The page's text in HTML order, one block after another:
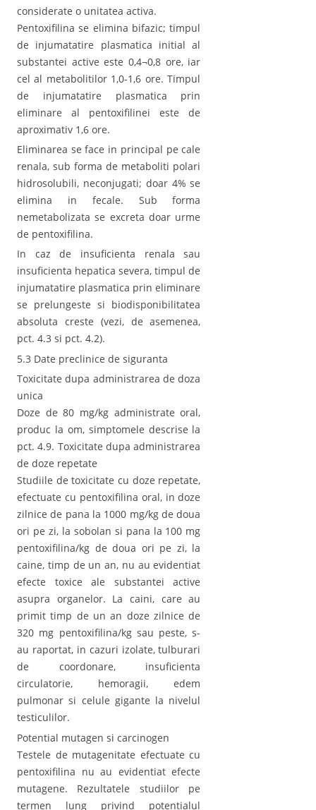
considerate o unitatea activa.
Pentoxifilina se elimina bifazic; timpul
de injumatatire plasmatica initial al
substantei active este 0,4¬0,8 ore, iar
cel al metabolitilor 1,0-1,6 ore. Timpul
de injumatatire plasmatica prin
eliminare al pentoxifilinei este de
aproximativ 1,6 ore.
Eliminarea se face in principal pe cale
renala, sub forma de metaboliti polari
hidrosolubili, neconjugati; doar 4% se
elimina in fecale. Sub forma
nemetabolizata se excreta doar urme
de pentoxifilina.
In caz de insuficienta renala sau
insuficienta hepatica severa, timpul de
injumatatire plasmatica prin eliminare
se prelungeste si biodisponibilitatea
absoluta creste (vezi, de asemenea,
pct. 4.3 si pct. 4.2).
5.3 Date preclinice de siguranta
Toxicitate dupa administrarea de doza
unica
Doze de 80 mg/kg administrate oral,
produc la om, simptomele descrise la
pct. 4.9. Toxicitate dupa administrarea
de doze repetate
Studiile de toxicitate cu doze repetate,
efectuate cu pentoxifilina oral, in doze
zilnice de pana la 1000 mg/kg de doua
ori pe zi, la sobolan si pana la 100 mg
pentoxifilina/kg de doua ori pe zi, la
caine, timp de un an, nu au evidentiat
efecte toxice ale substantei active
asupra organelor. La caini, care au
primit timp de un an doze zilnice de
320 mg pentoxifilina/kg sau peste, s-
au raportat, in cazuri izolate, tulburari
de coordonare, insuficienta
circulatorie, hemoragii, edem
pulmonar si celule gigante la nivelul
testiculilor.
Potential mutagen si carcinogen
Testele de mutagenitate efectuate cu
pentoxifilina nu au evidentiat efecte
mutagene. Rezultatele studiilor pe
termen lung privind potentialul